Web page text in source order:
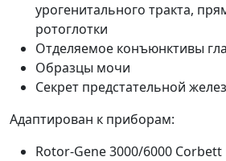
урогенитального тракта,
ротоглотки
Отделяемое конъюнктивы
Образцы мочи
Секрет предстательной
Адаптирован к приборам:
Rotor-Gene 3000/6000 Corbett